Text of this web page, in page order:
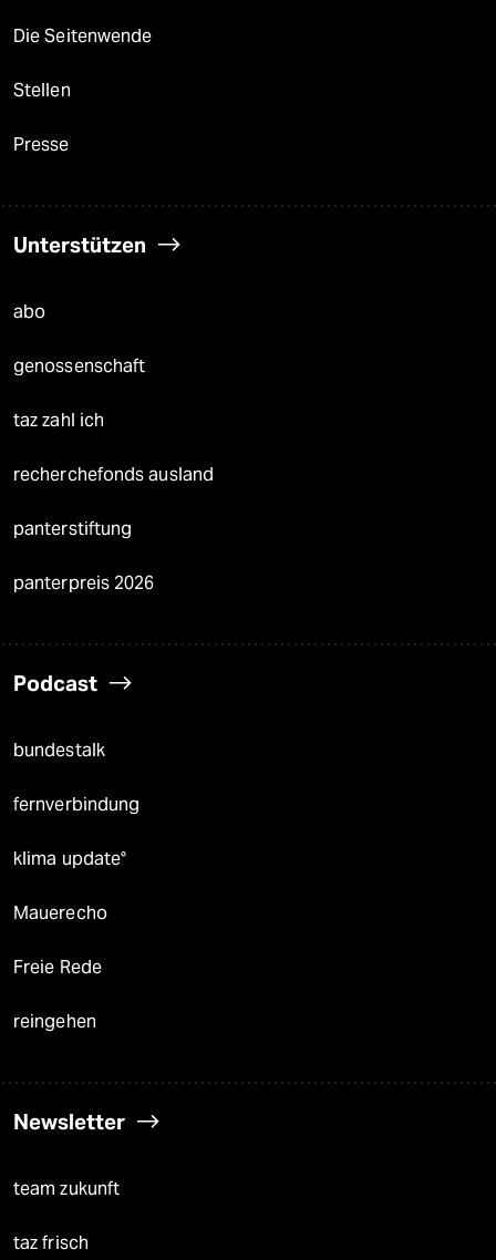
Die Seitenwende
Stellen
Presse
Unterstützen
abo
genossenschaft
taz zahl ich
recherchefonds ausland
panterstiftung
panterpreis 2026
Podcast
bundestalk
fernverbindung
klima update°
Mauerecho
Freie Rede
reingehen
Newsletter
team zukunft
taz frisch